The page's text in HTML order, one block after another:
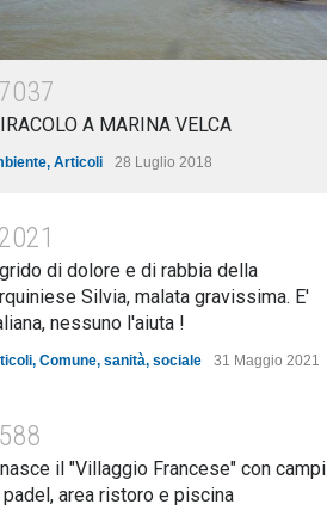
A MARINA VELCA
, Articoli 28 Luglio 2018
di dolore e di rabbia della
Silvia, malata gravissima. E'
nessuno l'aiuta !
, Comune, sanità, sociale 31 Maggio 2021
il "Villaggio Francese" con campi
area ristoro e piscina